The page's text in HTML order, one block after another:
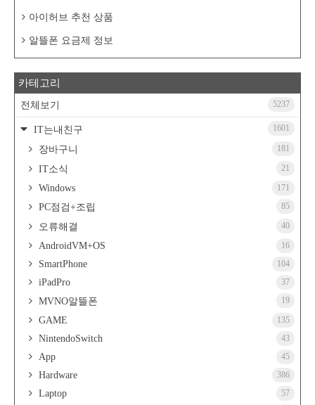
아이허브 추천 상품
알뜰폰 요금제 정보
카테고리
전체보기 5237
IT는내친구 1601
장바구니 181
IT소식 21
Windows 171
PC점검+조립 85
오류해결 40
AndroidVM+OS 16
SmartPhone 104
iPadPro 37
MVNO알뜰폰 19
GAME 135
NintendoSwitch 43
App 45
Hardware 386
Laptop 57